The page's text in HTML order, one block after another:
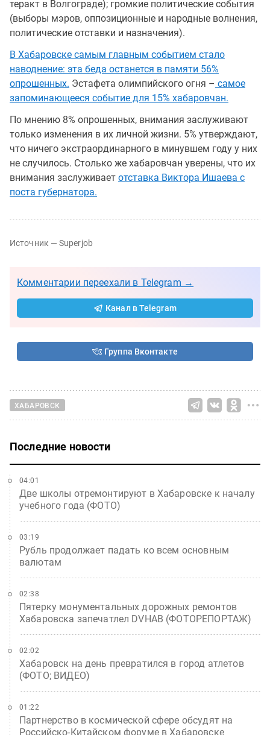
теракт в Волгограде); громкие политические события
(выборы мэров, оппозиционные и народные волнения,
политические отставки и назначения).
В Хабаровске самым главным событием стало
наводнение: эта беда останется в памяти 56%
опрошенных. Эстафета олимпийского огня – самое
запоминающееся событие для 15% хабаровчан.
По мнению 8% опрошенных, внимания заслуживают
только изменения в их личной жизни. 5% утверждают,
что ничего экстраординарного в минувшем году у них
не случилось. Столько же хабаровчан уверены, что их
внимания заслуживает отставка Виктора Ишаева с
поста губернатора.
Источник — Superjob
Комментарии переехали в Telegram →
Канал в Telegram
Группа Вконтакте
ХАБАРОВСК
Последние новости
Две школы отремонтируют в Хабаровске к началу
учебного года (ФОТО)
04:01
Рубль продолжает падать ко всем основным
валютам
03:19
Пятерку монументальных дорожных ремонтов
Хабаровска запечатлел DVHAB (ФОТОРЕПОРТАЖ)
02:38
Хабаровск на день превратился в город атлетов
(ФОТО; ВИДЕО)
02:02
Партнерство в космической сфере обсудят на
Российско-Китайском форуме в Хабаровске
01:22